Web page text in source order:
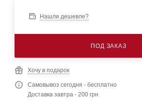
Нашли дешевле?
ПОД ЗАКАЗ
Хочу в подарок
Самовывоз сегодня - бесплатно
Доставка завтра - 200 грн